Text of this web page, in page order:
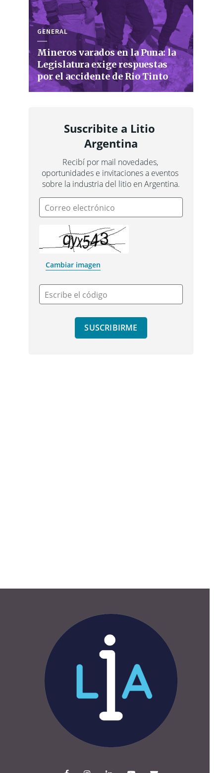
GENERAL
Mineros varados en la Puna: la
Legislatura exige respuestas
por el accidente de Rio Tinto
Suscribite a Litio
Argentina
Recibí por mail novedades,
oportunidades e invitaciones a eventos
sobre la industria del litio en Argentina.
Correo electrónico
Cambiar imagen
Escribe el código